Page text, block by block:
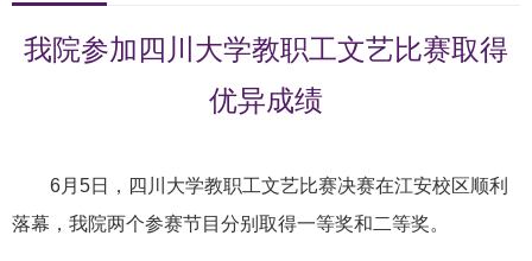
我院参加四川大学教职工文艺比赛取得
优异成绩
6月5日，四川大学教职工文艺比赛决赛在江安校区顺利
落幕，我院两个参赛节目分别取得一等奖和二等奖。